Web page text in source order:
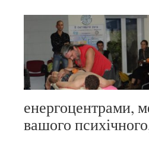
енергоцентрами,
вашого